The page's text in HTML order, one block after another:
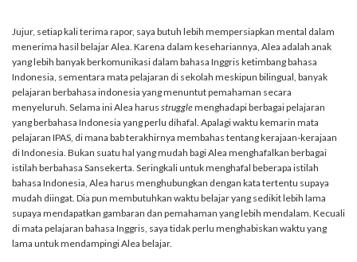
Jujur, setiap kali terima rapor, saya butuh lebih mempersiapkan mental dalam
menerima hasil belajar Alea. Karena dalam kesehariannya, Alea adalah anak
yang lebih banyak berkomunikasi dalam bahasa Inggris ketimbang bahasa
Indonesia, sementara mata pelajaran di sekolah meskipun bilingual, banyak
pelajaran berbahasa indonesia yang menuntut pemahaman secara
menyeluruh. Selama ini Alea harus strugglemenghadapi berbagai pelajaran
yang berbahasa Indonesia yang perlu dihafal. Apalagi waktu kemarin mata
pelajaran IPAS, di mana bab terakhirnya membahas tentang kerajaan-kerajaan
di Indonesia. Bukan suatu hal yang mudah bagi Alea menghafalkan berbagai
istilah berbahasa Sansekerta. Seringkali untuk menghafal beberapa istilah
bahasa Indonesia, Alea harus menghubungkan dengan kata tertentu supaya
mudah diingat. Dia pun membutuhkan waktu belajar yang sedikit lebih lama
supaya mendapatkan gambaran dan pemahaman yang lebih mendalam. Kecuali
di mata pelajaran bahasa Inggris, saya tidak perlu menghabiskan waktu yang
lama untuk mendampingi Alea belajar.